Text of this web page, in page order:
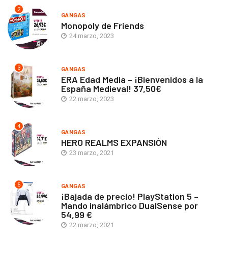
2
GANGAS
Monopoly de Friends
24 marzo, 2023
3 GANGAS
ERA Edad Media – ¡Bienvenidos a la
España Medieval! 37,50€
22 marzo, 2023
4
GANGAS
HERO REALMS EXPANSIÓN
23 marzo, 2021
5 GANGAS
¡Bajada de precio! PlayStation 5 –
Mando inalámbrico DualSense por
54,99 €
22 marzo, 2021